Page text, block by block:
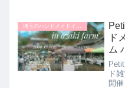
業
霞
ド
ム
ド
開